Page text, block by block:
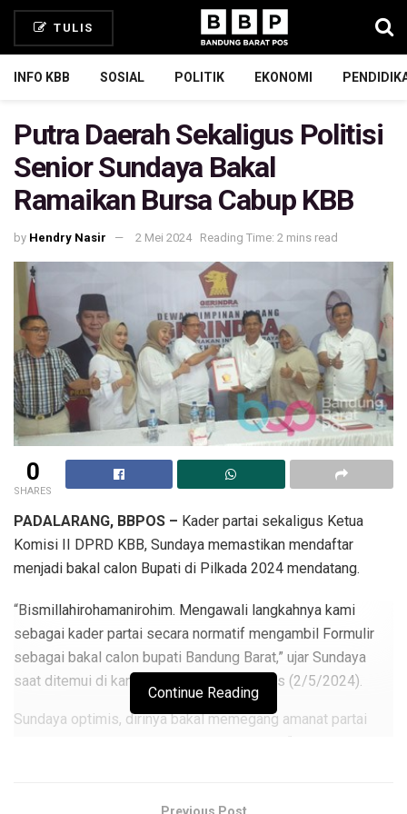
TULIS
INFO KBB SOSIAL POLITIK EKONOMI
Putra Daerah Sekaligus Politisi
Senior Sundaya Bakal
Ramaikan Bursa Cabup KBB
by Hendry Nasir 2 Mei 2024 Reading Time: 2 mins read
0
SHARES
PADALARANG, BBPOS – Kader partai sekaligus Ketua
Komisi II DPRD KBB, Sundaya memastikan mendaftar
menjadi bakal calon Bupati di Pilkada 2024 mendatang.
“Bismillahirohamanirohim. Mengawali langkahnya kami
sebagai kader partai secara normatif mengambil Formulir
sebagai bakal calon bupati Bandung Barat,” ujar Sundaya
saat ditemui di kantor DPC Gerindra, Kamis (2/5/2024).
Sundaya optimis, dirinya bakal memegang amanat partai
sebagi calon bupati yang diusung Gerindra. “Sekarang bakal
Continue Reading
Previous Post